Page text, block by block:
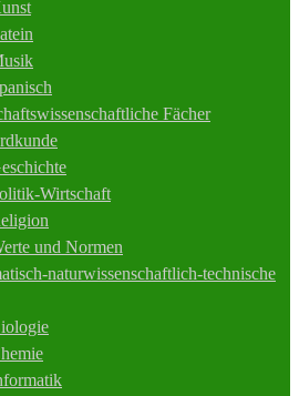
Fächer
Wirtschaft
und Normen
naturwissenschaftlich-technische